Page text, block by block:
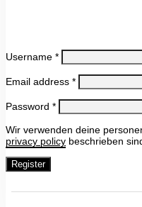
Username *
Email address *
Password *
Wir verwenden deine
privacy policy beschrieben
Register